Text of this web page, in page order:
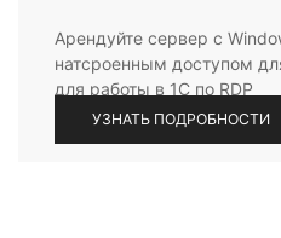
Арендуйте сервер с
натсроенным доступом
для работы в 1С по RDP
УЗНАТЬ ПОДРОБНОСТИ